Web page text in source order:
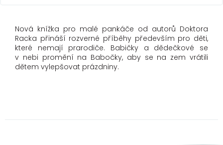
Nová knížka pro malé pankáče od autorů Doktora
Racka přináší rozverné příběhy především pro děti,
které nemají prarodiče. Babičky a dědečkové se
v nebi promění na Babočky, aby se na zem vrátili
dětem vylepšovat prázdniny.